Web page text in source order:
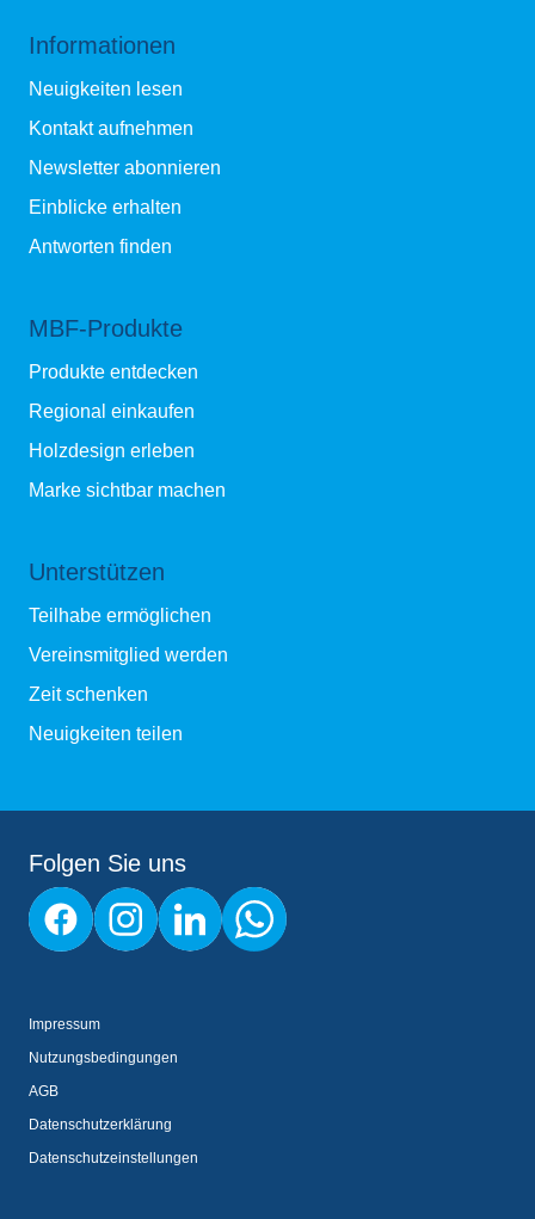
Informationen
Neuigkeiten lesen
Kontakt aufnehmen
Newsletter abonnieren
Einblicke erhalten
Antworten finden
MBF-Produkte
Produkte entdecken
Regional einkaufen
Holzdesign erleben
Marke sichtbar machen
Unterstützen
Teilhabe ermöglichen
Vereinsmitglied werden
Zeit schenken
Neuigkeiten teilen
Folgen Sie uns
Impressum
Nutzungsbedingungen
AGB
Datenschutzerklärung
Datenschutzeinstellungen